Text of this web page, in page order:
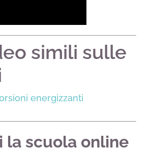
simili sulle
energizzanti
la scuola online